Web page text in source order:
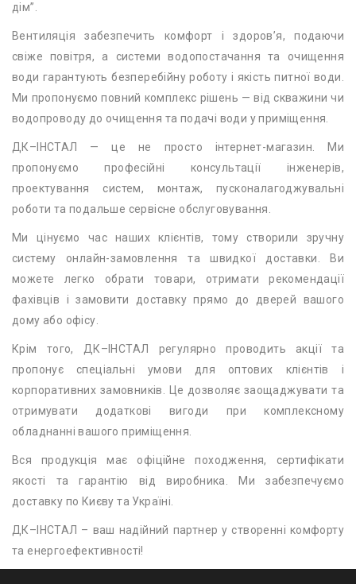
дім”.
Вентиляція забезпечить комфорт і здоров’я, подаючи
свіже повітря, а системи водопостачання та очищення
води гарантують безперебійну роботу і якість питної води.
Ми пропонуємо повний комплекс рішень — від скважини чи
водопроводу до очищення та подачі води у приміщення.
ДК–ІНСТАЛ — це не просто інтернет-магазин. Ми
пропонуємо професійні консультації інженерів,
проектування систем, монтаж, пусконалагоджувальні
роботи та подальше сервісне обслуговування.
Ми цінуємо час наших клієнтів, тому створили зручну
систему онлайн-замовлення та швидкої доставки. Ви
можете легко обрати товари, отримати рекомендації
фахівців і замовити доставку прямо до дверей вашого
дому або офісу.
Крім того, ДК–ІНСТАЛ регулярно проводить акції та
пропонує спеціальні умови для оптових клієнтів і
корпоративних замовників. Це дозволяє заощаджувати та
отримувати додаткові вигоди при комплексному
обладнанні вашого приміщення.
Вся продукція має офіційне походження, сертифікати
якості та гарантію від виробника. Ми забезпечуємо
доставку по Києву та Україні.
ДК–ІНСТАЛ – ваш надійний партнер у створенні комфорту
та енергоефективності!